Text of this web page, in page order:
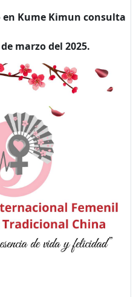
Kume Kimun consulta
marzo del 2025.